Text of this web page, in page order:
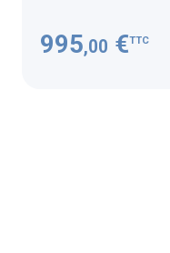
995,00 €TTC